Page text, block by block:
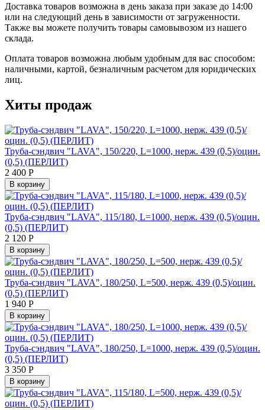
Доставка товаров возможна в день заказа при заказе до 14:00
или на следующий день в зависимости от загруженности.
Также вы можете получить товары самовывозом из нашего
склада.
Оплата товаров возможна любым удобным для вас способом:
наличными, картой, безналичным расчетом для юридических
лиц.
Хиты продаж
Труба-сэндвич "LAVA", 150/220, L=1000, нерж. 439 (0,5)/оцин.
(0,5) (ПЕРЛИТ)
2 400 Р
В корзину
Труба-сэндвич "LAVA", 115/180, L=1000, нерж. 439 (0,5)/оцин.
(0,5) (ПЕРЛИТ)
2 120 Р
В корзину
Труба-сэндвич "LAVA", 180/250, L=500, нерж. 439 (0,5)/оцин.
(0,5) (ПЕРЛИТ)
1 940 Р
В корзину
Труба-сэндвич "LAVA", 180/250, L=1000, нерж. 439 (0,5)/оцин.
(0,5) (ПЕРЛИТ)
3 350 Р
В корзину